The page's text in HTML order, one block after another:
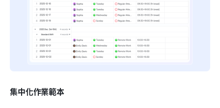
集中化作業範本